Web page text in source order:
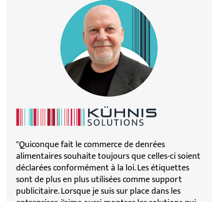
"Quiconque fait le commerce de denrées
alimentaires souhaite toujours que celles-ci soient
déclarées conformément à la loi. Les étiquettes
sont de plus en plus utilisées comme support
publicitaire. Lorsque je suis sur place dans les